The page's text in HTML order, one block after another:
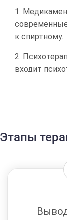
к спиртному.
входит
подшивка
терапия и
работы
Лечение
Этапы